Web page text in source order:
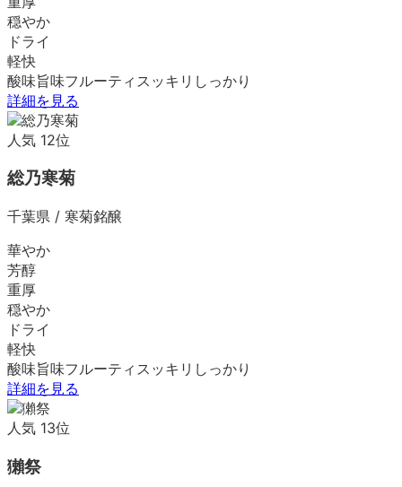
穏やか
ドライ
軽快
酸味旨味フルーティ スッキリ しっかり
詳細を見る
人気 12位
総乃寒菊
千葉県 / 寒菊銘醸
華やか
芳醇
重厚
穏やか
ドライ
軽快
酸味旨味フルーティ スッキリ しっかり
詳細を見る
人気 13位
獺祭